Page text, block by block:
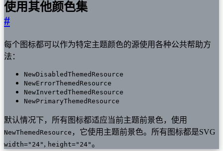
使用其他颜色集
#
每个图标都可以作为特定主题颜色的源使用各种公共帮助方
法：
NewDisabledThemedResource
NewErrorThemedResource
NewInvertedThemedResource
NewPrimaryThemedResource
默认情况下，所有图标都适应当前主题前景色，使用
NewThemedResource ，它使用主题前景色。所有图标都是SVG
width="24" , height="24"。